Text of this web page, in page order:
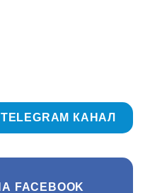
КАНАЛ
FACEBOOK